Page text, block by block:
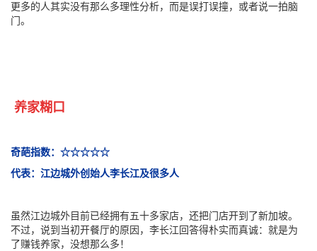
更多的人其实没有那么多理性分析，而是误打误撞，或者说一拍脑
门。
养家糊口
奇葩指数：☆☆☆☆☆
代表：江边城外创始人李长江及很多人
虽然江边城外目前已经拥有五十多家店，还把门店开到了新加坡。
不过，说到当初开餐厅的原因，李长江回答得朴实而真诚：就是为
了赚钱养家，没想那么多！